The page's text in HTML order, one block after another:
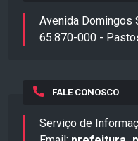
Avenida Domingos
65.870-000 -
FALE CONOSCO
Serviço de